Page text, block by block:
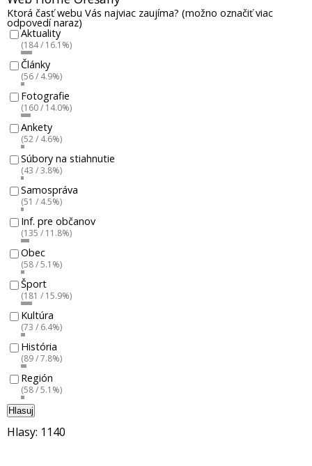
Ktorá časť webu Vás najviac zaujíma? (možno označiť viac
odpovedí naraz)
Aktuality
(184 / 16.1%)
Články
(56 / 4.9%)
Fotografie
(160 / 14.0%)
Ankety
(52 / 4.6%)
Súbory na stiahnutie
(43 / 3.8%)
Samospráva
(51 / 4.5%)
Inf. pre občanov
(135 / 11.8%)
Obec
(58 / 5.1%)
Šport
(181 / 15.9%)
Kultúra
(73 / 6.4%)
História
(89 / 7.8%)
Región
(58 / 5.1%)
Hlasuj
Hlasy: 1140